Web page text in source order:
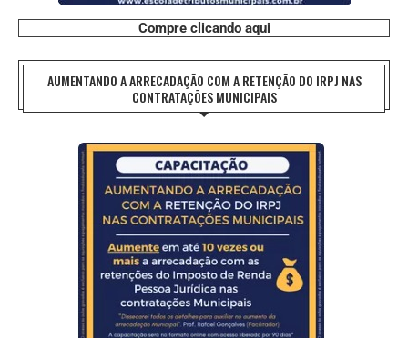
Compre clicando aqui
AUMENTANDO A ARRECADAÇÃO COM A RETENÇÃO DO IRPJ NAS
CONTRATAÇÕES MUNICIPAIS